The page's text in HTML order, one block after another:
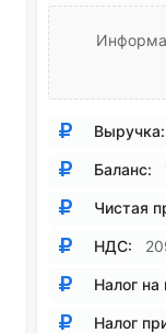
Выручка:
Баланс:
Чистая
НДС:
Налог на
Налог